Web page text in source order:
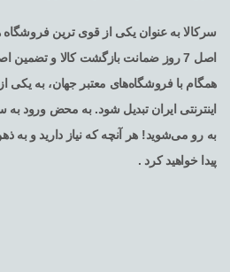
سرکالا به عنوان یکی از قوی ترین فروشگاه
اصل 7 روز ضمانت بازگشت کالا و تضمین
همگام با فروشگاه‌های معتبر جهان، به یکی
اینترنتی ایران تبدیل شود. به محض ورود به
به رو می‌شوید! هر آنچه که نیاز دارید و به
پیدا خواهید کرد .